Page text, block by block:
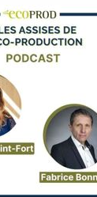
Directrice
Présidente
au sein
Fernandes
de l’ESRA
et le montage.